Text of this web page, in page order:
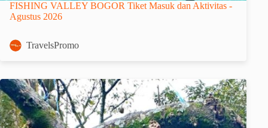
FISHING VALLEY BOGOR Tiket Masuk dan Aktivitas -
Agustus 2026
TravelsPromo